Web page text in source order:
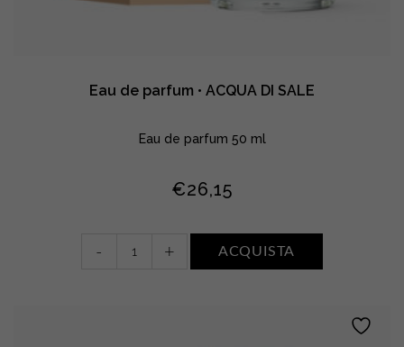
Eau de parfum • ACQUA DI SALE
Eau de parfum 50 ml
€26,15
- + ACQUISTA